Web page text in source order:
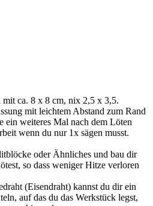
ca. 8 x 8 cm, nix 2,5 x 3,5.
mit leichtem Abstand zum Rand
ein weiteres Mal nach dem Löten
wenn du nur 1x sägen musst.
oder Ähnliches und bau dir
so dass weniger Hitze verloren
(Eisendraht) kannst du dir ein
auf das du das Werkstück legst,